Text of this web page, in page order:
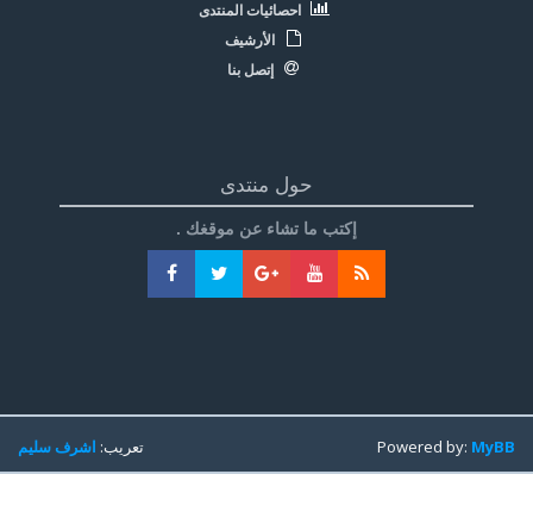
احصائيات المنتدى
الأرشيف
إتصل بنا
حول منتدى
إكتب ما تشاء عن موقغك .
تعريب:اشرف سليم Powered by:MyBB